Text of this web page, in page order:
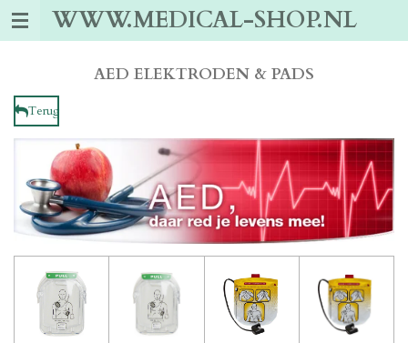
Ga
WWW.MEDICAL-SHOP.NL
AED ELEKTRODEN & PADS
Terug